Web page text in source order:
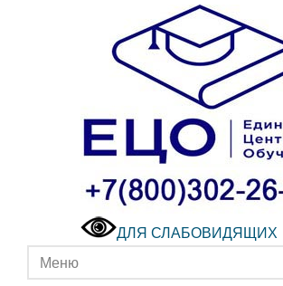
ДЛЯ СЛАБОВИДЯЩИХ
Меню